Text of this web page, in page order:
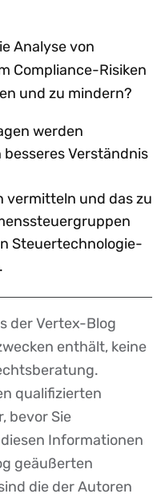
Analyse von
Compliance-Risiken
und zu mindern?
werden
Verständnis
vermitteln und das zu
Steuertechnologie-
der Vertex-Blog
enthält, keine
qualifizierten
bevor Sie
Informationen
geäußerten
die der Autoren